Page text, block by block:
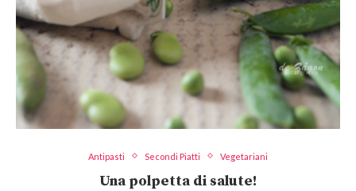
Antipasti Secondi Piatti Vegetariani
Una polpetta di salute!